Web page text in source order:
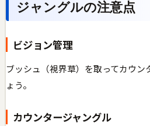
ジャングルの注意点
ビジョン管理
ブッシュ（視界草）を取ってカウン
ょう。
カウンタージャングル